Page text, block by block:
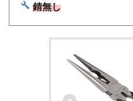
錆無し